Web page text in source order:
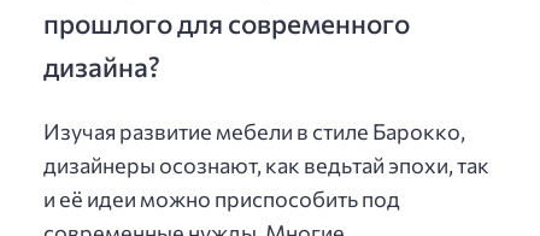
прошлого для современного
дизайна?
Изучая развитие мебели в стиле Барокко,
дизайнеры осознают, как ведьтай эпохи, так
и её идеи можно приспособить под